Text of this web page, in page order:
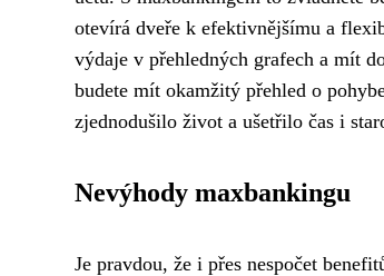
otevírá dveře k efektivnějšímu a
výdaje v přehledných grafech a mít
budete mít okamžitý přehled o
zjednodušilo život a ušetřilo čas i
Nevýhody maxbankingu
Je pravdou, že i přes nespočet